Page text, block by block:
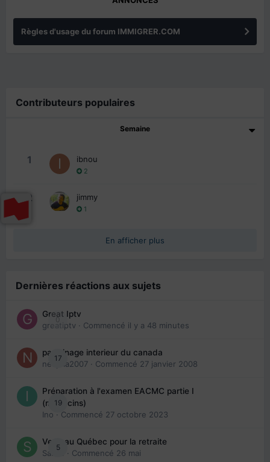
Règles d'usage du forum IMMIGRER.COM
Contributeurs populaires
Semaine
1 ibnou
2
2 jimmy
1
En afficher plus
Dernières réactions aux sujets
0
Great Iptv
greatiptv · Commencé il y a 48 minutes
17
parrainage interieur du canada
nedjma2007 · Commencé 27 janvier 2008
19
Préparation à l'examen EACMC partie I
(médecins)
Ino · Commencé 27 octobre 2023
5
Venir au Québec pour la retraite
Sab74
· Commencé 26 mai